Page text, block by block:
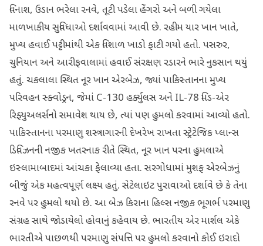
વિનાશ, ઉડાન ભરેલા રનવે, તૂટી પડેલા હેંગરો અને બળી ગયેલા
માળખાકીય સુવિધાઓ દર્શાવવામાં આવી છે. રહીમ યાર ખાન ખાતે,
મુખ્ય હવાઈ પટ્ટીમાંથી એક વિશાળ ખાડો ફાટી ગયો હતો. પસરુર,
ચુનિયાન અને આરીફવાલામાં હવાઈ સંરક્ષણ રડારને ભારે નુકસાન થયું
હતું. ચકલાલા સ્થિત નૂર ખાન એરબેઝ, જ્યાં પાકિસ્તાનના મુખ્ય
પરિવહન સ્ક્વોડ્રન, જેમાં C-130 હર્ક્યુલસ અને IL-78 મિડ-એર
રિફ્યુઅલર્સનો સમાવેશ થાય છે, ત્યાં પણ હુમલો કરવામાં આવ્યો હતો.
પાકિસ્તાનના પરમાણુ શસ્ત્રાગારની દેખરેખ રાખતા સ્ટ્રેટેજિક પ્લાન્સ
ડિવિઝનની નજીક ખતરનાક રીતે સ્થિત, નૂર ખાન પરના હુમલાએ
ઇસ્લામાબાદમાં આંચકા ફેલાવ્યા હતા. સરગોધામાં મુશફ એરબેઝનું
બીજું એક મહત્વપૂર્ણ લક્ષ્ય હતું. સેટેલાઇટ પુરાવાઓ દર્શાવે છે કે તેના
રનવે પર હુમલો થયો છે. આ બેઝ કિરાના હિલ્સ નજીક ભૂગર્ભ પરમાણુ
સંગ્રહ સાથે જોડાયેલો હોવાનું કહેવાય છે. ભારતીય એર માર્શલ એકે
ભારતીએ પાછળથી પરમાણુ સંપત્તિ પર હુમલો કરવાનો કોઈ ઇરાદો